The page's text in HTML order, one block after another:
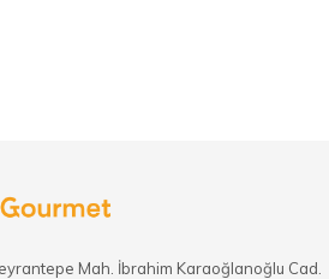
Mah. İbrahim Karaoğlanoğlu Cad.